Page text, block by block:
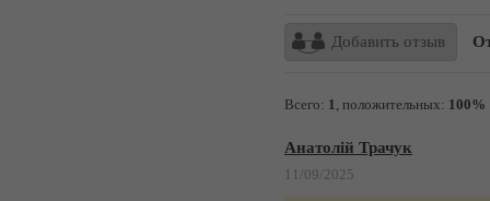
Добавить отзыв
Всего: 1, положительных: 100%
Анатолій Трачук
11/09/2025